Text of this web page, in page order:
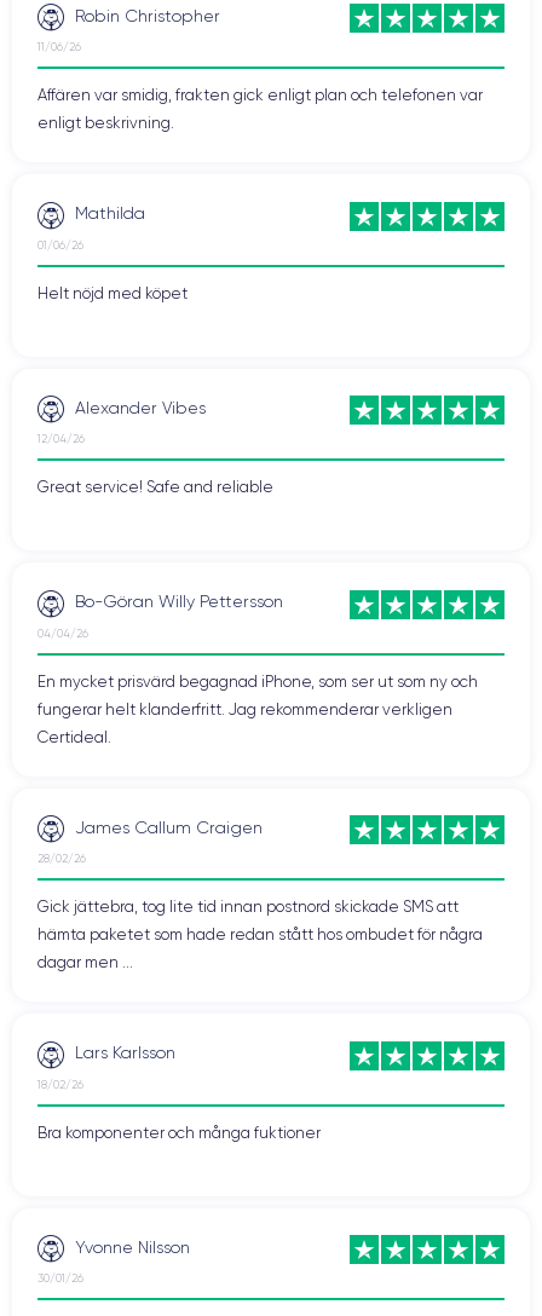
Robin Christopher
11/06/26
Affären var smidig, frakten gick enligt plan och telefonen var
enligt beskrivning.
Mathilda
01/06/26
Helt nöjd med köpet
Alexander Vibes
12/04/26
Great service! Safe and reliable
Bo-Göran Willy Pettersson
04/04/26
En mycket prisvärd begagnad iPhone, som ser ut som ny och
fungerar helt klanderfritt. Jag rekommenderar verkligen
Certideal.
James Callum Craigen
28/02/26
Gick jättebra, tog lite tid innan postnord skickade SMS att
hämta paketet som hade redan stått hos ombudet för några
dagar men ...
Lars Karlsson
18/02/26
Bra komponenter och många fuktioner
Yvonne Nilsson
30/01/26